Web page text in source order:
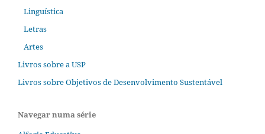
Linguística
Letras
Artes
Livros sobre a USP
Livros sobre Objetivos de Desenvolvimento Sustentável
Navegar numa série